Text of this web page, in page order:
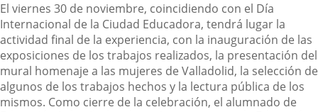
El viernes 30 de noviembre, coincidiendo con el Día
Internacional de la Ciudad Educadora, tendrá lugar la
actividad final de la experiencia, con la inauguración de las
exposiciones de los trabajos realizados, la presentación del
mural homenaje a las mujeres de Valladolid, la selección de
algunos de los trabajos hechos y la lectura pública de los
mismos. Como cierre de la celebración, el alumnado de